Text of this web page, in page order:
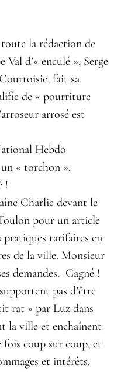
la rédaction de
d’« enculé », Serge
fait sa
de « pourriture
arrosé est
Hebdo
un « torchon ».
!
Charlie devant le
pour un article
pratiques tarifaires en
de la ville. Monsieur
demandes. Gagné !
pas d’être
rat » par Luz dans
la ville et enchaînent
fois coup sur coup, et
et intérêts.